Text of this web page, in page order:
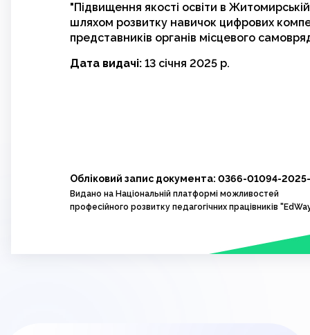
"Підвищення якості освіти в Житомирській
шляхом розвитку навичок цифрових
представників органів місцевого
Дата видачі: 13 січня 2025 р.
Обліковий запис документа: 0366-01094-
Видано на Національній платформі можливостей
професійного розвитку педагогічних працівників